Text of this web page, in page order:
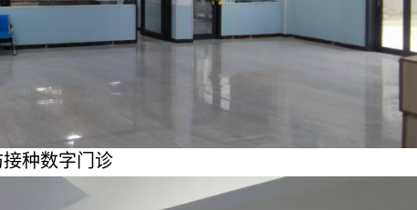
种数字门诊